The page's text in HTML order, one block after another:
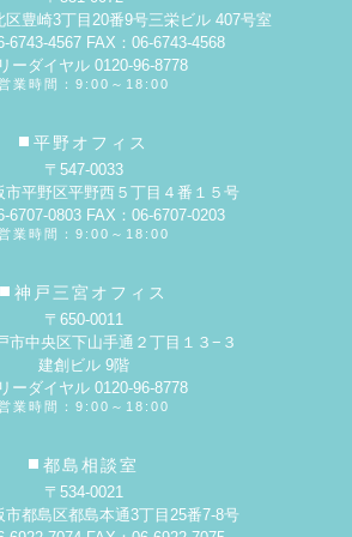
区豊崎3丁目20番9号三栄ビル 407号室
6743-4567 FAX：06-6743-4568
ーダイヤル 0120-96-8778
業時間：9:00～18:00
平野オフィス
〒547-0033
市平野区平野西５丁目４番１５号
6707-0803 FAX：06-6707-0203
業時間：9:00～18:00
神戸三宮オフィス
〒650-0011
市中央区下山手通２丁目１３−３
建創ビル 9階
ーダイヤル 0120-96-8778
業時間：9:00～18:00
都島相談室
〒534-0021
市都島区都島本通3丁目25番7-8号